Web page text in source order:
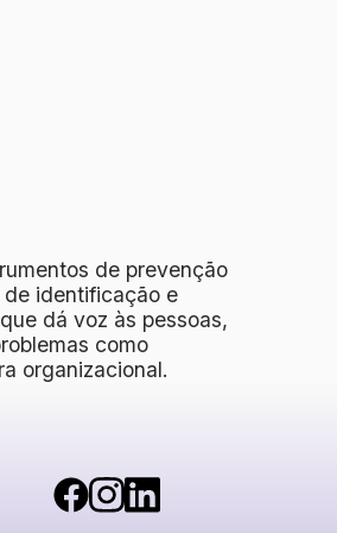
de prevenção
de identificação e
dá voz às pessoas,
como
organizacional.